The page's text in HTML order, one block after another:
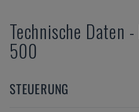
Technische Daten -
500
STEUERUNG